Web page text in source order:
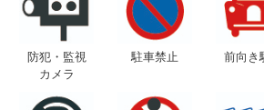
防犯・監視
カメラ
駐車禁止 前向き